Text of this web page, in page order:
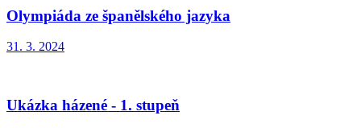
Olympiáda ze španělského jazyka
31. 3. 2024
Ukázka házené - 1. stupeň